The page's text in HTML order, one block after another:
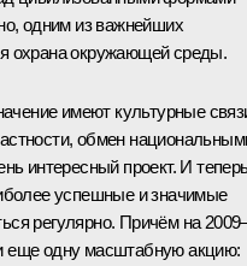
одним из важнейших
охрана окружающей среды.
имеют культурные
обмен
интересный проект. И
успешные и значимые
регулярно. Причём на
еще одну масштабную акцию: